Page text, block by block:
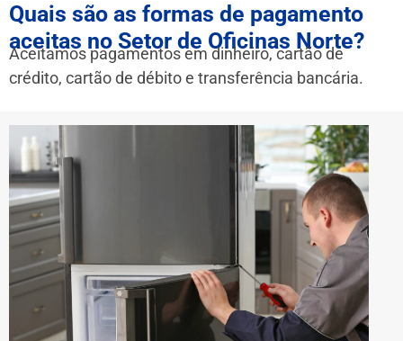
Quais são as formas de pagamento
aceitas no Setor de Oficinas Norte?
Aceitamos pagamentos em dinheiro, cartão de
crédito, cartão de débito e transferência bancária.